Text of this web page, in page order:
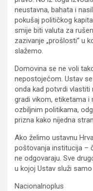
neustavna, bahata i
pokušaj političkog
smije biti valuta za
zazivanje „prošlosti“ u
slažemo.
Domovina se ne voli
nepostojećom. Ustav
onda kad potvrdi vlastiti
gradi vikom, etiketama
ozbiljnim politikama,
prizna kako nijedna
Ako želimo ustavnu
poštovanja institucija –
ne odgovaraju. Sve
u kojoj Ustav služi
Nacionalnoplus